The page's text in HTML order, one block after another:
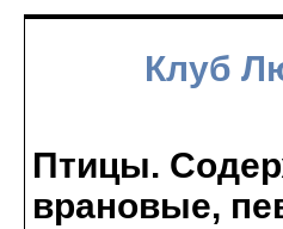
Клуб
Птицы.
врановые,